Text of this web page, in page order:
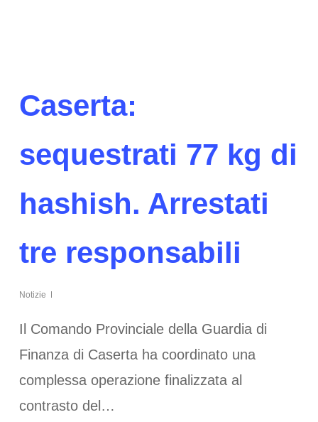
Caserta:
sequestrati 77 kg di
hashish. Arrestati
tre responsabili
Notizie
Il Comando Provinciale della Guardia di
Finanza di Caserta ha coordinato una
complessa operazione finalizzata al
contrasto del…